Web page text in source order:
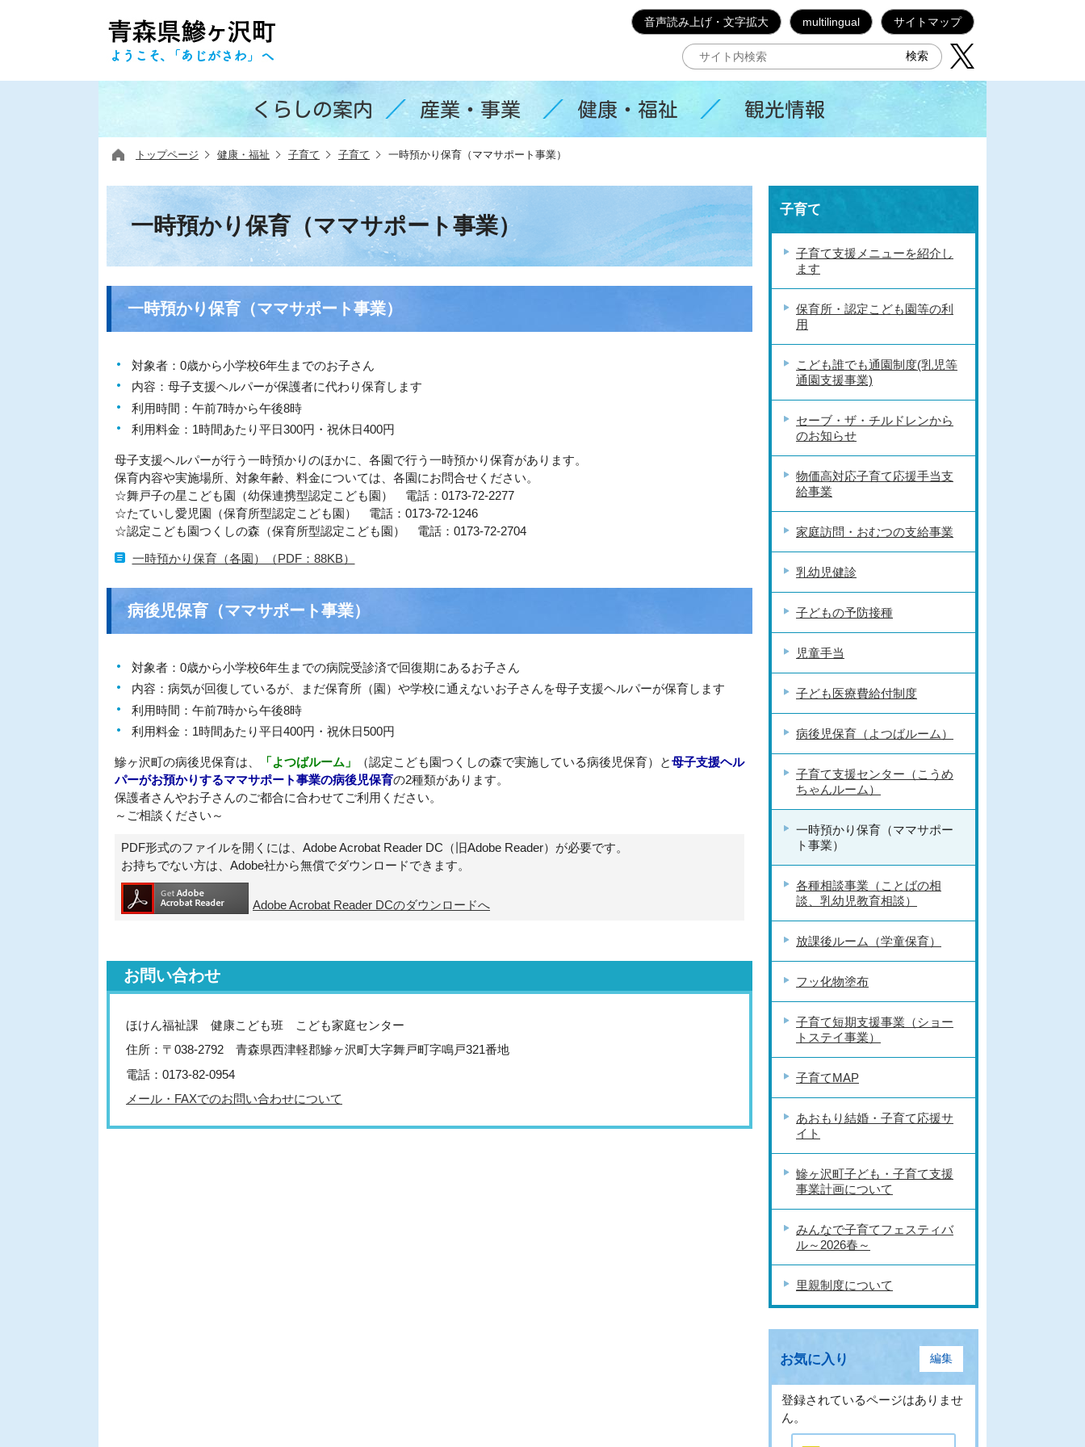
音声読み上げ・文字拡大 multilingual サイトマップ
くらしの案内 産業・事業 健康・福祉 観光情報
トップページ 健康・福祉 子育て 子育て 一時預かり保育（ママサポート事業）
一時預かり保育（ママサポート事業）
一時預かり保育（ママサポート事業）
対象者：0歳から小学校6年生までのお子さん
内容：母子支援ヘルパーが保護者に代わり保育します
利用時間：午前7時から午後8時
利用料金：1時間あたり平日300円・祝休日400円
母子支援ヘルパーが行う一時預かりのほかに、各園で行う一時預かり保育があります。
保育内容や実施場所、対象年齢、料金については、各園にお問合せください。
☆舞戸子の星こども園（幼保連携型認定こども園） 電話：0173‐72‐2277
☆たていし愛児園（保育所型認定こども園） 電話：0173‐72‐1246
☆認定こども園つくしの森（保育所型認定こども園） 電話：0173‐72‐2704
一時預かり保育（各園）（PDF：88KB）
病後児保育（ママサポート事業）
対象者：0歳から小学校6年生までの病院受診済で回復期にあるお子さん
内容：病気が回復しているが、まだ保育所（園）や学校に通えないお子さんを母子支援ヘルパーが保育します
利用時間：午前7時から午後8時
利用料金：1時間あたり平日400円・祝休日500円
鰺ヶ沢町の病後児保育は、 「よつばルーム」 （認定こども園つくしの森で実施している病後児保育）と母子支援ヘル
パーがお預かりするママサポート事業の病後児保育の2種類があります。
保護者さんやお子さんのご都合に合わせてご利用ください。
～ご相談ください～
PDF形式のファイルを開くには、Adobe Acrobat Reader DC（旧Adobe Reader）が必要です。
お持ちでない方は、Adobe社から無償でダウンロードできます。
Adobe Acrobat Reader DCのダウンロードへ
お問い合わせ
ほけん福祉課 健康こども班 こども家庭センター
住所：〒038-2792 青森県西津軽郡鰺ヶ沢町大字舞戸町字鳴戸321番地
電話：0173-82-0954
メール・FAXでのお問い合わせについて
子育て
子育て支援メニューを紹介し
ます
保育所・認定こども園等の利
用
こども誰でも通園制度(乳児等
通園支援事業)
セーブ・ザ・チルドレンから
のお知らせ
物価高対応子育て応援手当支
給事業
家庭訪問・おむつの支給事業
乳幼児健診
子どもの予防接種
児童手当
子ども医療費給付制度
病後児保育（よつばルーム）
子育て支援センター（こうめ
ちゃんルーム）
一時預かり保育（ママサポー
ト事業）
各種相談事業（ことばの相
談、乳幼児教育相談）
放課後ルーム（学童保育）
フッ化物塗布
子育て短期支援事業（ショー
トステイ事業）
子育てMAP
あおもり結婚・子育て応援サ
イト
鰺ヶ沢町子ども・子育て支援
事業計画について
みんなで子育てフェスティバ
ル～2026春～
里親制度について
お気に入り 編集
登録されているページはありませ
ん。